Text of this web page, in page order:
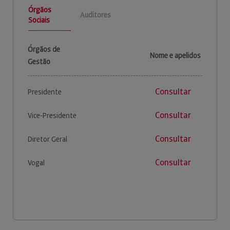
Órgãos
Sociais
Auditores
Órgãos de
Gestão
Nome e apelidos
Presidente Consultar
Vice-Presidente Consultar
Diretor Geral Consultar
Vogal Consultar